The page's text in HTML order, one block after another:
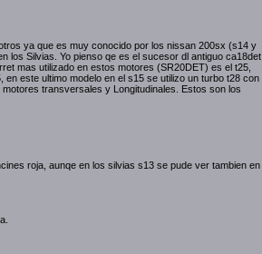
ya que es muy conocido por los nissan 200sx (s14 y
los Silvias. Yo pienso qe es el sucesor dl antiguo ca18det
mas utilizado en estos motores (SR20DET) es el t25,
este ultimo modelo en el s15 se utilizo un turbo t28 con
transversales y Longitudinales. Estos son los
roja, aunqe en los silvias s13 se pude ver tambien en